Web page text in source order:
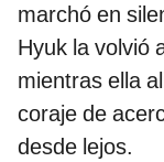
marchó en
Hyuk la volvió
mientras ella
coraje de
desde lejos.